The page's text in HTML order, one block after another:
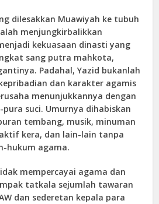
dilesakkan Muawiyah ke tubuh
menjungkirbalikkan
kekuasaan dinasti yang
sang putra mahkota,
Padahal, Yazid bukanlah
dan karakter agamis
menunjukkannya dengan
suci. Umurnya dihabiskan
tembang, musik, minuman
kera, dan lain-lain tanpa
hukum agama.
mempercayai agama dan
tatkala sejumlah tawaran
dan sederetan kepala para